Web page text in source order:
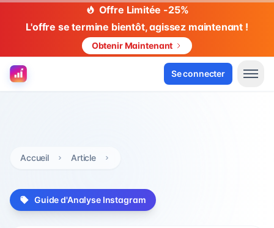
Offre Limitée -25%
L'offre se termine bientôt, agissez maintenant !
Obtenir Maintenant
Se connecter
Accueil Article
Guide d'Analyse Instagram